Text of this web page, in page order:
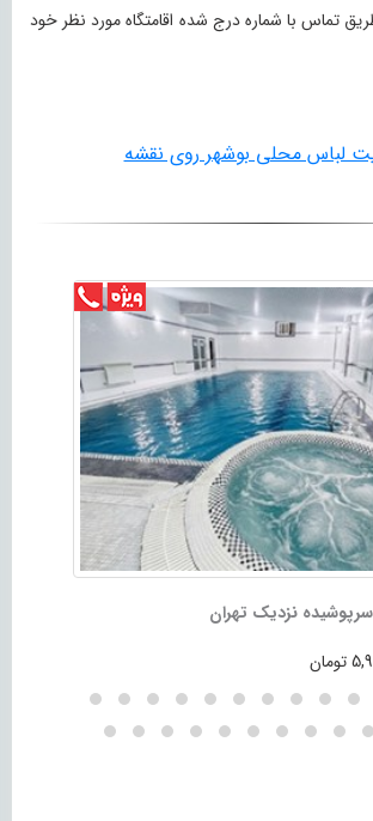
تماس با شماره درج شده اقامتگاه مورد نظر خود
لباس محلی بوشهر روی نقشه
سرپوشیده نزدیک تهران